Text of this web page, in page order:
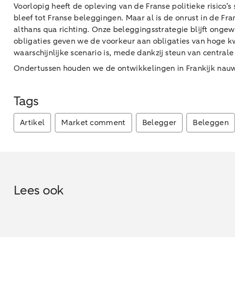
Voorlopig heeft de opleving van de Franse politieke
bleef tot Franse beleggingen. Maar al is de onrust in de
althans qua richting. Onze beleggingsstrategie blijft
obligaties geven we de voorkeur aan obligaties van hoge
waarschijnlijke scenario is, mede dankzij steun van
Ondertussen houden we de ontwikkelingen in Frankijk
Tags
Artikel Market comment Belegger Beleggen
Lees ook